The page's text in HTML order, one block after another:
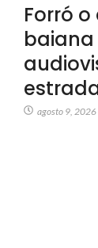
Forró
agosto 9, 2026